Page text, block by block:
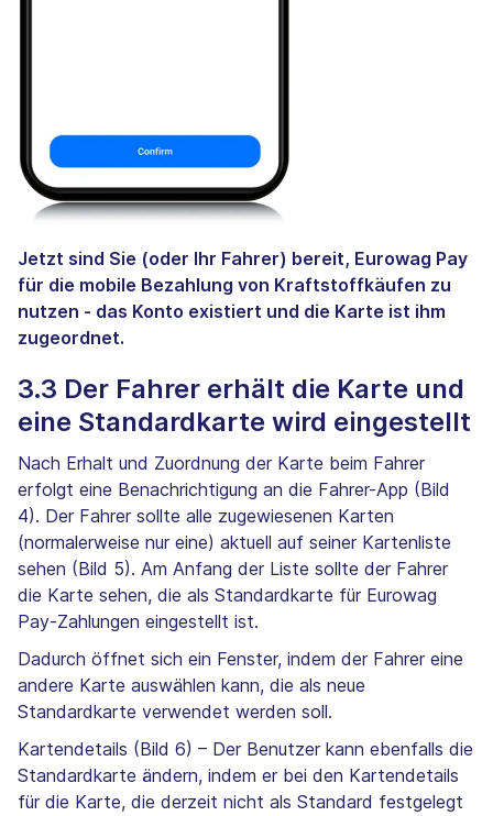
Jetzt sind Sie (oder Ihr Fahrer) bereit, Eurowag Pay
für die mobile Bezahlung von Kraftstoffkäufen zu
nutzen - das Konto existiert und die Karte ist ihm
zugeordnet.
3.3 Der Fahrer erhält die Karte und
eine Standardkarte wird eingestellt
Nach Erhalt und Zuordnung der Karte beim Fahrer
erfolgt eine Benachrichtigung an die Fahrer-App (Bild
4). Der Fahrer sollte alle zugewiesenen Karten
(normalerweise nur eine) aktuell auf seiner Kartenliste
sehen (Bild 5). Am Anfang der Liste sollte der Fahrer
die Karte sehen, die als Standardkarte für Eurowag
Pay-Zahlungen eingestellt ist.
Dadurch öffnet sich ein Fenster, indem der Fahrer eine
andere Karte auswählen kann, die als neue
Standardkarte verwendet werden soll.
Kartendetails (Bild 6) – Der Benutzer kann ebenfalls die
Standardkarte ändern, indem er bei den Kartendetails
für die Karte, die derzeit nicht als Standard festgelegt